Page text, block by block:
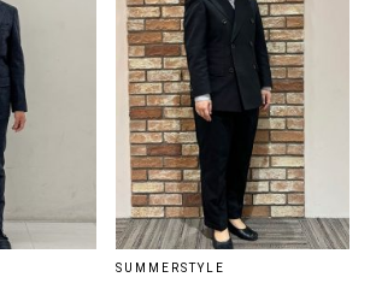
SUMMERSTYLE